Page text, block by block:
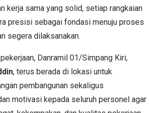
kerja sama yang solid, setiap rangkaian
presisi sebagai fondasi menuju proses
segera dilaksanakan.
Danramil 01/Simpang Kiri,
, terus berada di lokasi untuk
pembangunan sekaligus
motivasi kepada seluruh personel agar